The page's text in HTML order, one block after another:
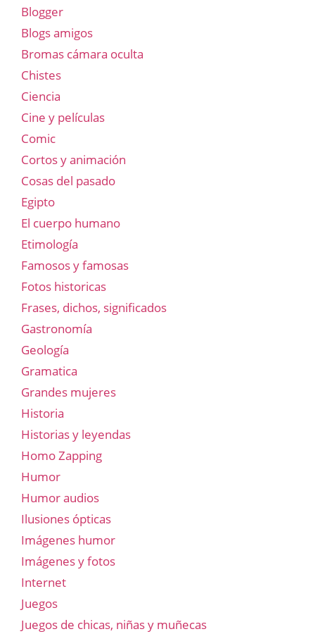
Blogger
Blogs amigos
Bromas cámara oculta
Chistes
Ciencia
Cine y películas
Comic
Cortos y animación
Cosas del pasado
Egipto
El cuerpo humano
Etimología
Famosos y famosas
Fotos historicas
Frases, dichos, significados
Gastronomía
Geología
Gramatica
Grandes mujeres
Historia
Historias y leyendas
Homo Zapping
Humor
Humor audios
Ilusiones ópticas
Imágenes humor
Imágenes y fotos
Internet
Juegos
Juegos de chicas, niñas y muñecas